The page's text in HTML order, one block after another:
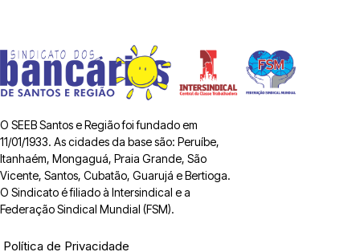
O SEEB Santos e Região foi fundado em
11/01/1933. As cidades da base são: Peruíbe,
Itanhaém, Mongaguá, Praia Grande, São
Vicente, Santos, Cubatão, Guarujá e Bertioga.
O Sindicato é filiado à Intersindical e a
Federação Sindical Mundial (FSM).
Política de Privacidade